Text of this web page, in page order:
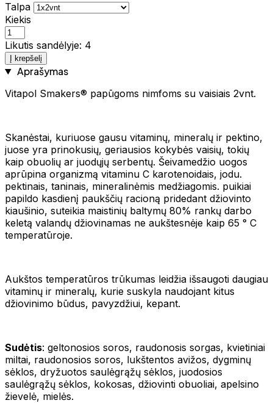
Talpa
Kiekis
Likutis sandėlyje: 4
Į krepšelį
Aprašymas
Vitapol Smakers® papūgoms nimfoms su vaisiais 2vnt.
Skanėstai, kuriuose gausu vitaminų, mineralų ir pektino,
juose yra prinokusių, geriausios kokybės vaisių, tokių
kaip obuolių ar juodųjų serbentų. Šeivamedžio uogos
aprūpina organizmą vitaminu C karotenoidais, jodu.
pektinais, taninais, mineralinėmis medžiagomis. puikiai
papildo kasdienį paukščių racioną pridedant džiovinto
kiaušinio, suteikia maistinių baltymų 80% rankų darbo
keletą valandų džiovinamas ne aukštesnėje kaip 65 ° C
temperatūroje.
Aukštos temperatūros trūkumas leidžia išsaugoti daugiau
vitaminų ir mineralų, kurie suskyla naudojant kitus
džiovinimo būdus, pavyzdžiui, kepant.
Sudėtis: geltonosios soros, raudonosis sorgas, kvietiniai
miltai, raudonosios soros, lukštentos avižos, dygminų
sėklos, dryžuotos saulėgrąžų sėklos, juodosios
saulėgrąžų sėklos, kokosas, džiovinti obuoliai, apelsino
žievelė, mielės.